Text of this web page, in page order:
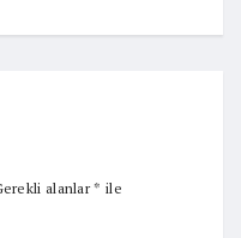
alanlar* ile